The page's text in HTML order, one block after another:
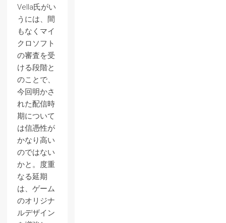
Vella氏がい
うには、間
もなくマイ
クロソフト
の審査を受
ける段階と
のことで、
今回明かさ
れた配信時
期について
は信憑性が
かなり高い
のではない
かと。度重
なる延期
は、ゲーム
のオリジナ
ルデザイン